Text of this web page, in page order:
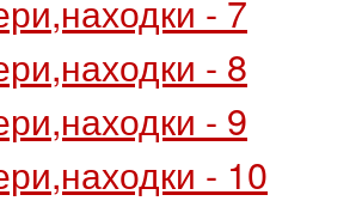
- 7
- 8
- 9
- 10